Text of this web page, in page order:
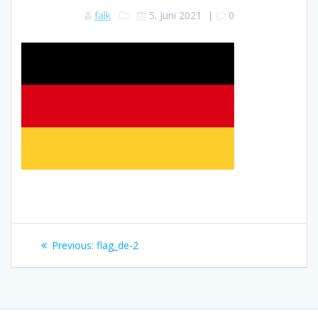
falk 5. Juni 2021 | 0
Beitragsnavigation
Previous: Previous
flag_de-2